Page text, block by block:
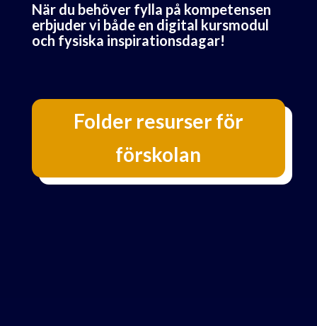
När du behöver fylla på kompetensen
erbjuder vi både en digital kursmodul
och fysiska inspirationsdagar!
Folder resurser för
förskolan